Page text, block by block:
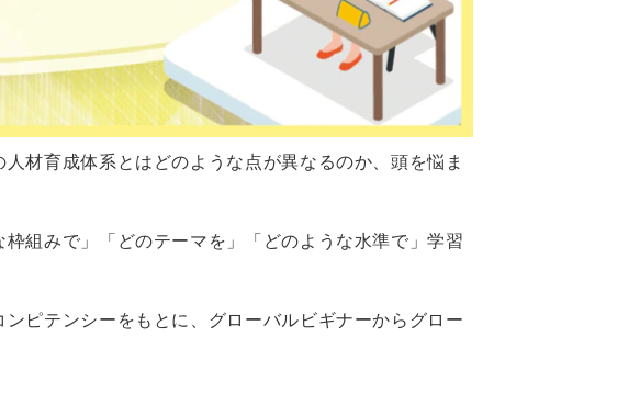
材育成体系とはどのような点が異なるのか、頭を悩ま
組みで」「どのテーマを」「どのような水準で」学習
ピテンシーをもとに、グローバルビギナーからグロー